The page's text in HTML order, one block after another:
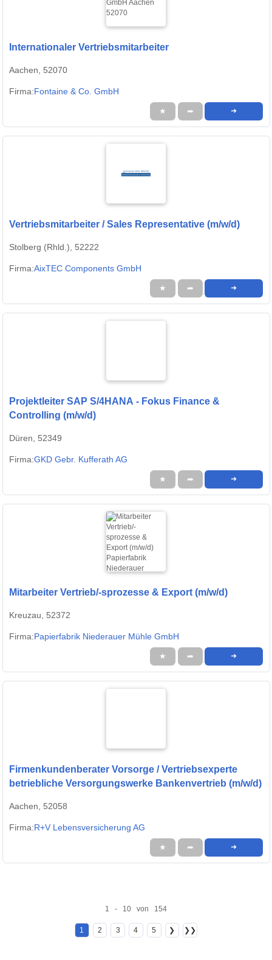
Internationaler Vertriebsmitarbeiter
Aachen, 52070
Firma:Fontaine & Co. GmbH
★ ➦ ➜
Vertriebsmitarbeiter / Sales Representative (m/w/d)
Stolberg (Rhld.), 52222
Firma:AixTEC Components GmbH
★ ➦ ➜
Projektleiter SAP S/4HANA - Fokus Finance &
Controlling (m/w/d)
Düren, 52349
Firma:GKD Gebr. Kufferath AG
★ ➦ ➜
Mitarbeiter Vertrieb/-sprozesse & Export (m/w/d)
Kreuzau, 52372
Firma:Papierfabrik Niederauer Mühle GmbH
★ ➦ ➜
Firmenkundenberater Vorsorge / Vertriebsexperte
betriebliche Versorgungswerke Bankenvertrieb (m/w/d)
Aachen, 52058
Firma:R+V Lebensversicherung AG
★ ➦ ➜
1 - 10 von 154
1 2 3 4 5 ❯ ❯❯